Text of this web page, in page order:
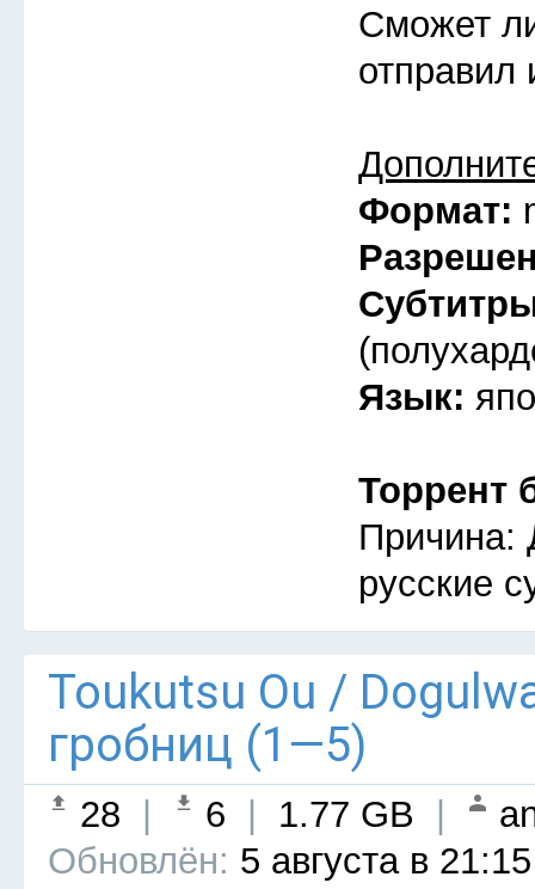
Сможет
отправил
Формат:
Язык:
Торрент
Причина:
русские
Тоukutsu Оu /
гробниц (1—5)
28 6 1.77 GB
Обновлён: 5 августа в 21:15